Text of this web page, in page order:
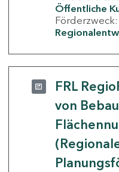
Öffentliche
Förderzweck:
FRL
von